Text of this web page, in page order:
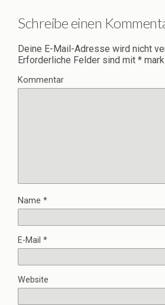
Schreibe einen
Deine E-Mail-Adresse wird nicht
Erforderliche Felder sind mit *
Kommentar
Name *
E-Mail *
Website